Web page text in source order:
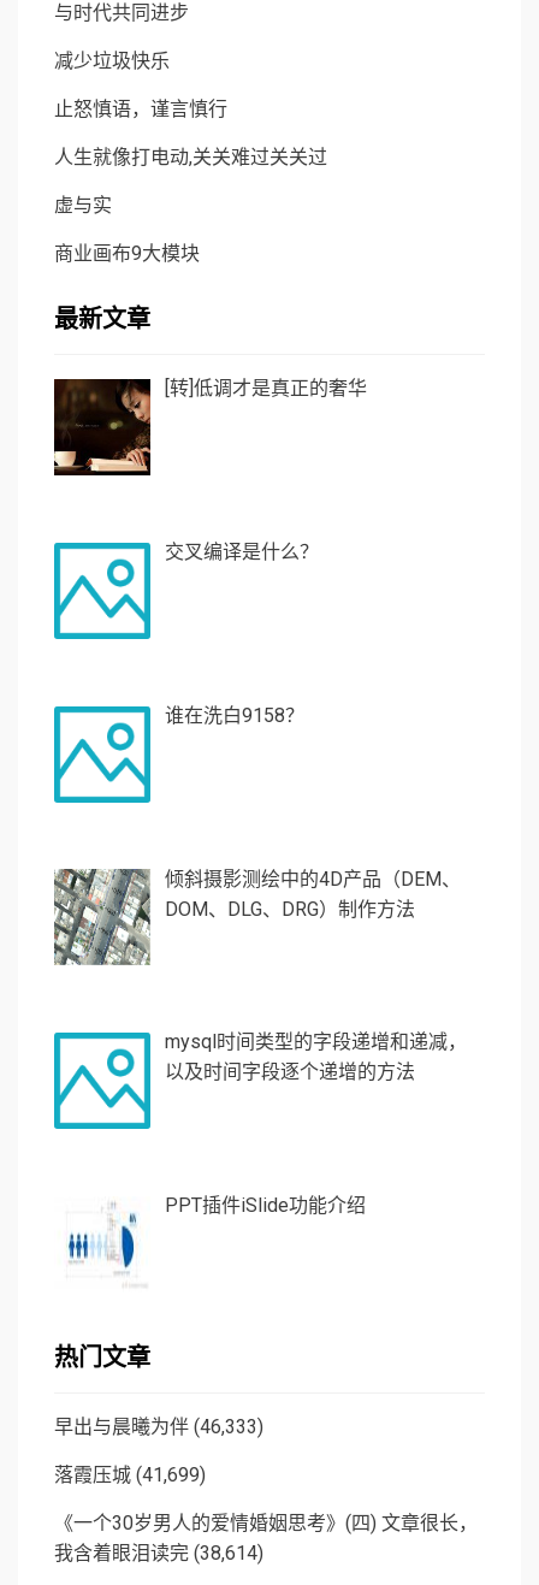
与时代共同进步
减少垃圾快乐
止怒慎语，谨言慎行
人生就像打电动,关关难过关关过
虚与实
商业画布9大模块
最新文章
[转]低调才是真正的奢华
交叉编译是什么？
谁在洗白9158？
倾斜摄影测绘中的4D产品（DEM、
DOM、DLG、DRG）制作方法
mysql时间类型的字段递增和递减，
以及时间字段逐个递增的方法
PPT插件iSlide功能介绍
热门文章
早出与晨曦为伴 (46,333)
落霞压城 (41,699)
《一个30岁男人的爱情婚姻思考》(四) 文章很长，
我含着眼泪读完 (38,614)